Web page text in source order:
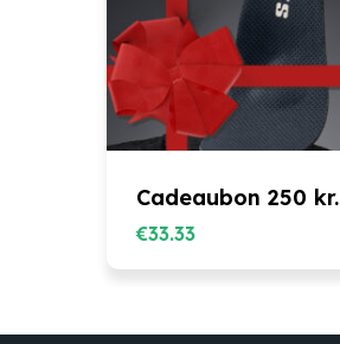
Cadeaubon 250 kr.
€33.33